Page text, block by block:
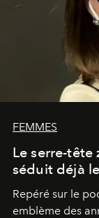
FEMMES
Le serre-
séduit déjà
Repéré sur le
emblème des